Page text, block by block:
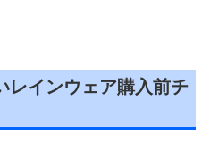
レインウェア購入前チ